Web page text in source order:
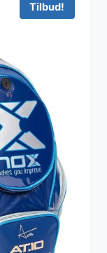
Tilbud!